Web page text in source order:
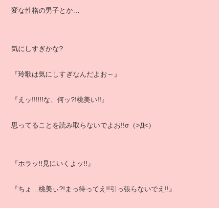
変な性格の男子とか…
気にしすぎかな?
『玲歌は気にしすぎなんだよお～』
『えッ!!!!!!な、何ッ?!桃美い!!』
思ってることを読み取らないでよお!!σ（>Д<）
『ホラッ!!見にいくよッ!!』
『ちょ…桃美ぃ?!まっ待ってえ!!引っ張らないでえ!!』